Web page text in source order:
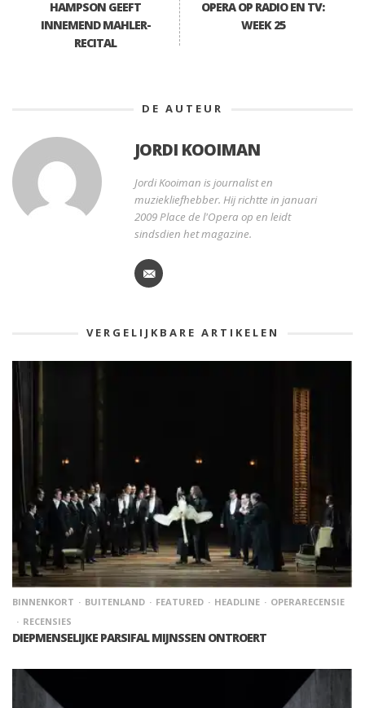
HAMPSON GEEFT
INNEMEND MAHLER-
RECITAL
OPERA OP RADIO EN TV:
WEEK 25
DE AUTEUR
JORDI KOOIMAN
Jordi Kooiman is journalist en
muziekliefhebber. Hij richtte in januari
2009 Place de l'Opera op en leidt
sindsdien het magazine.
VERGELIJKBARE ARTIKELEN
BINNENKORT BUITENLAND FEATURED HEADLINE
OPERARECENSIE
RECENSIES
DIEPMENSELIJKE PARSIFAL MIJNSSEN ONTROERT